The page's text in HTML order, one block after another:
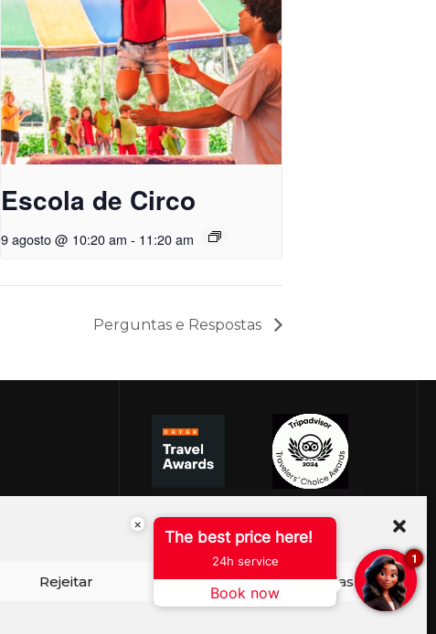
Rejeitar Ver preferências
Escola de Circo
9 agosto @ 10:20 am - 11:20 am
Perguntas e Respostas
×
The best price here!
24h service
Book now
1